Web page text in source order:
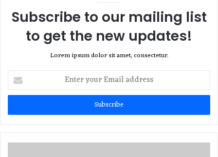
Subscribe to our mailing list
to get the new updates!
Lorem ipsum dolor sit amet, consectetur.
Enter
your
Email